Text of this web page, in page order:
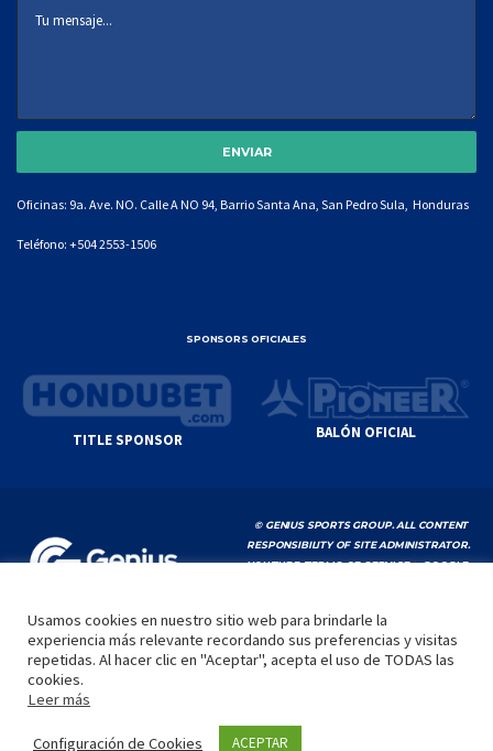
Oficinas: 9a. Ave. NO. Calle A NO 94, Barrio Santa Ana, San Pedro Sula, Honduras
Teléfono: +504 2553-1506
SPONSORS OFICIALES
TITLE SPONSOR BALÓN OFICIAL
© GENIUS SPORTS GROUP. ALL CONTENT
RESPONSIBILITY OF SITE ADMINISTRATOR.
YOUTUBE TERMS OF SERVICE|GOOGLE
INICIO LA LIGA VIDEOS MEDIA CONTACTO
Usamos cookies en nuestro sitio web para brindarle la
experiencia más relevante recordando sus preferencias y visitas
repetidas. Al hacer clic en "Aceptar", acepta el uso de TODAS las
cookies.
Leer más
Configuración de Cookies ACEPTAR